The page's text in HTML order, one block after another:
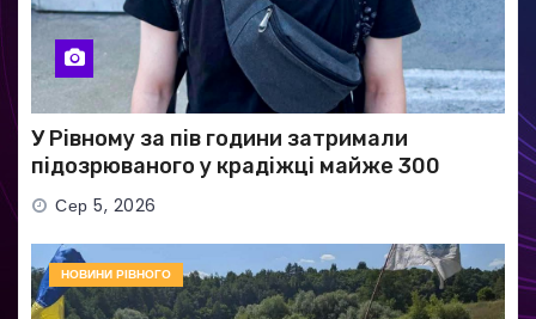
У Рівному за пів години затримали
підозрюваного у крадіжці майже 300
тисяч гривень
Сер 5, 2026
НОВИНИ РІВНОГО